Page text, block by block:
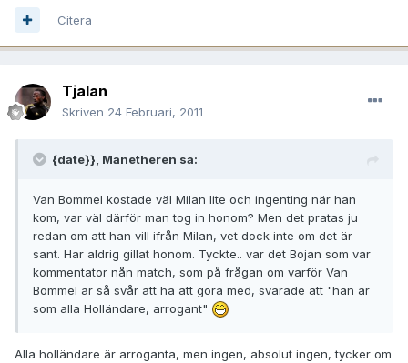
Citera
Tjalan
Skriven 24 Februari, 2011
{date}}, Manetheren sa:
Van Bommel kostade väl Milan lite och ingenting när han
kom, var väl därför man tog in honom? Men det pratas ju
redan om att han vill ifrån Milan, vet dock inte om det är
sant. Har aldrig gillat honom. Tyckte.. var det Bojan som var
kommentator nån match, som på frågan om varför Van
Bommel är så svår att ha att göra med, svarade att "han är
som alla Holländare, arrogant"
Alla holländare är arroganta, men ingen, absolut ingen, tycker om